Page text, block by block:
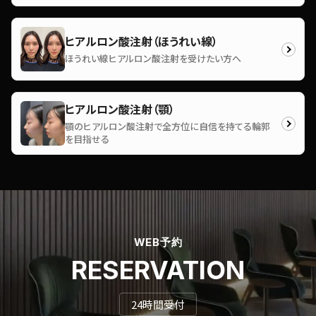
ヒアルロン酸注射（ほうれい線）
ほうれい線ヒアルロン酸注射を受けたい方へ
ヒアルロン酸注射（顎）
顎のヒアルロン酸注射で全方位に自信を持てる輪郭
を目指せる
WEB予約
RESERVATION
24時間受付